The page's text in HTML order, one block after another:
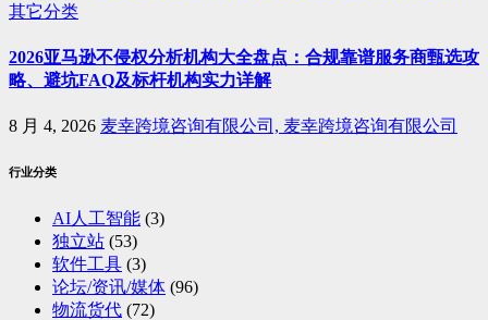
其它分类
2026亚马逊不侵权分析机构大全盘点：合规靠谱服务商甄选攻
略、避坑FAQ及标杆机构实力详解
8 月 4, 2026 麦幸跨境咨询有限公司, 麦幸跨境咨询有限公司
行业分类
AI人工智能 (3)
独立站 (53)
软件工具 (3)
论坛/资讯/媒体 (96)
物流货代 (72)